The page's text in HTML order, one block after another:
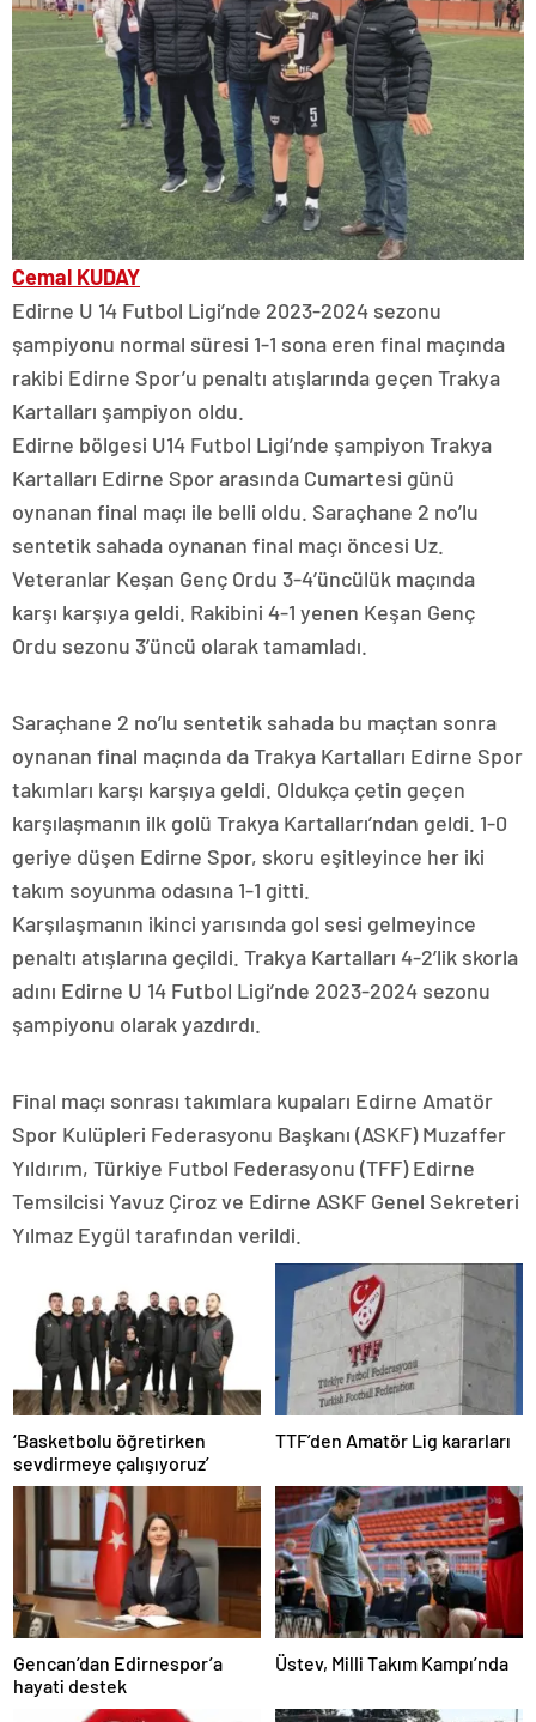
Cemal KUDAY
Edirne U 14 Futbol Ligi’nde 2023-2024 sezonu
şampiyonu normal süresi 1-1 sona eren final maçında
rakibi Edirne Spor’u penaltı atışlarında geçen Trakya
Kartalları şampiyon oldu.
Edirne bölgesi U14 Futbol Ligi’nde şampiyon Trakya
Kartalları Edirne Spor arasında Cumartesi günü
oynanan final maçı ile belli oldu. Saraçhane 2 no’lu
sentetik sahada oynanan final maçı öncesi Uz.
Veteranlar Keşan Genç Ordu 3-4’üncülük maçında
karşı karşıya geldi. Rakibini 4-1 yenen Keşan Genç
Ordu sezonu 3’üncü olarak tamamladı.
Saraçhane 2 no’lu sentetik sahada bu maçtan sonra
oynanan final maçında da Trakya Kartalları Edirne Spor
takımları karşı karşıya geldi. Oldukça çetin geçen
karşılaşmanın ilk golü Trakya Kartalları’ndan geldi. 1-0
geriye düşen Edirne Spor, skoru eşitleyince her iki
takım soyunma odasına 1-1 gitti.
Karşılaşmanın ikinci yarısında gol sesi gelmeyince
penaltı atışlarına geçildi. Trakya Kartalları 4-2’lik skorla
adını Edirne U 14 Futbol Ligi’nde 2023-2024 sezonu
şampiyonu olarak yazdırdı.
Final maçı sonrası takımlara kupaları Edirne Amatör
Spor Kulüpleri Federasyonu Başkanı (ASKF) Muzaffer
Yıldırım, Türkiye Futbol Federasyonu (TFF) Edirne
Temsilcisi Yavuz Çiroz ve Edirne ASKF Genel Sekreteri
Yılmaz Eygül tarafından verildi.
‘Basketbolu öğretirken
sevdirmeye çalışıyoruz’
TTF’den Amatör Lig kararları
Gencan’dan Edirnespor’a
hayati destek
Üstev, Milli Takım Kampı’nda